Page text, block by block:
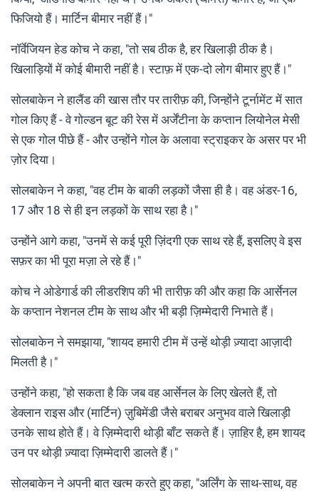
फिजियो हैं। मार्टिन बीमार नहीं हैं।"
नॉर्वेजियन हेड कोच ने कहा, "तो सब ठीक है, हर खिलाड़ी ठीक है।
खिलाड़ियों में कोई बीमारी नहीं है। स्टाफ़ में एक-दो लोग बीमार हुए हैं।"
सोलबाकेन ने हालैंड की खास तौर पर तारीफ़ की, जिन्होंने टूर्नामेंट में सात
गोल किए हैं - वे गोल्डन बूट की रेस में अर्जेंटीना के कप्तान लियोनेल मेसी
से एक गोल पीछे हैं - और उन्होंने गोल के अलावा स्ट्राइकर के असर पर भी
ज़ोर दिया।
सोलबाकेन ने कहा, "वह टीम के बाकी लड़कों जैसा ही है। वह अंडर-16,
17 और 18 से ही इन लड़कों के साथ रहा है।"
उन्होंने आगे कहा, "उनमें से कई पूरी ज़िंदगी एक साथ रहे हैं, इसलिए वे इस
सफ़र का भी पूरा मज़ा ले रहे हैं।"
कोच ने ओडेगार्ड की लीडरशिप की भी तारीफ़ की और कहा कि आर्सेनल
के कप्तान नेशनल टीम के साथ और भी बड़ी ज़िम्मेदारी निभाते हैं।
सोलबाकेन ने समझाया, "शायद हमारी टीम में उन्हें थोड़ी ज़्यादा आज़ादी
मिलती है।"
उन्होंने कहा, "हो सकता है कि जब वह आर्सेनल के लिए खेलते हैं, तो
डेक्लान राइस और (मार्टिन) ज़ुबिमेंडी जैसे बराबर अनुभव वाले खिलाड़ी
उनके साथ होते हैं। वे ज़िम्मेदारी थोड़ी बाँट सकते हैं। ज़ाहिर है, हम शायद
उन पर थोड़ी ज़्यादा ज़िम्मेदारी डालते हैं।"
सोलबाकेन ने अपनी बात खत्म करते हुए कहा, "अर्लिंग के साथ-साथ, वह